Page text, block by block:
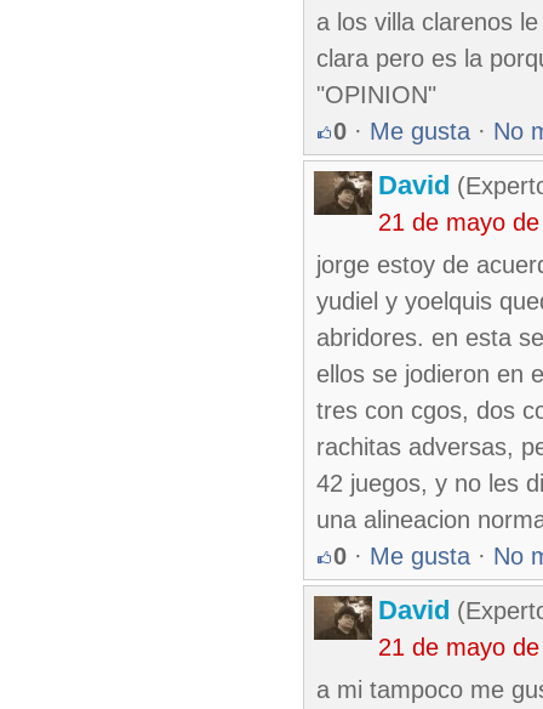
a los villa clarenos
clara pero es la
"OPINION"
0 · Me gusta · No
David
21 de mayo
jorge estoy de
yudiel y yoelquis
abridores. en esta
ellos se jodieron en
tres con cgos, dos
rachitas adversas,
42 juegos, y no les
una alineacion
0 · Me gusta · No
David
21 de mayo
a mi tampoco me